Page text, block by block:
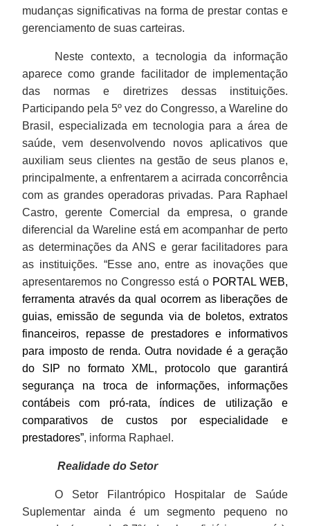
mudanças significativas na forma de prestar contas e
gerenciamento de suas carteiras.
Neste contexto, a tecnologia da informação
aparece como grande facilitador de implementação
das normas e diretrizes dessas instituições.
Participando pela 5º vez do Congresso, a Wareline do
Brasil, especializada em tecnologia para a área de
saúde, vem desenvolvendo novos aplicativos que
auxiliam seus clientes na gestão de seus planos e,
principalmente, a enfrentarem a acirrada concorrência
com as grandes operadoras privadas. Para Raphael
Castro, gerente Comercial da empresa, o grande
diferencial da Wareline está em acompanhar de perto
as determinações da ANS e gerar facilitadores para
as instituições. “Esse ano, entre as inovações que
apresentaremos no Congresso está o PORTAL WEB,
ferramenta através da qual ocorrem as liberações de
guias, emissão de segunda via de boletos, extratos
financeiros, repasse de prestadores e informativos
para imposto de renda. Outra novidade é a geração
do SIP no formato XML, protocolo que garantirá
segurança na troca de informações, informações
contábeis com pró-rata, índices de utilização e
comparativos de custos por especialidade e
prestadores”, informa Raphael.
Realidade do Setor
O Setor Filantrópico Hospitalar de Saúde
Suplementar ainda é um segmento pequeno no